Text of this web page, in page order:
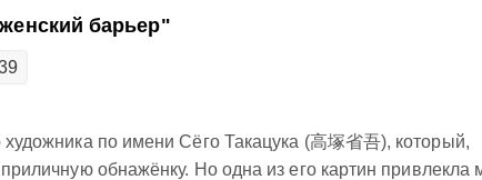
барьер"
по имени Сёго Такацука (高塚省吾), который,
обнажёнку. Но одна из его картин привлекла